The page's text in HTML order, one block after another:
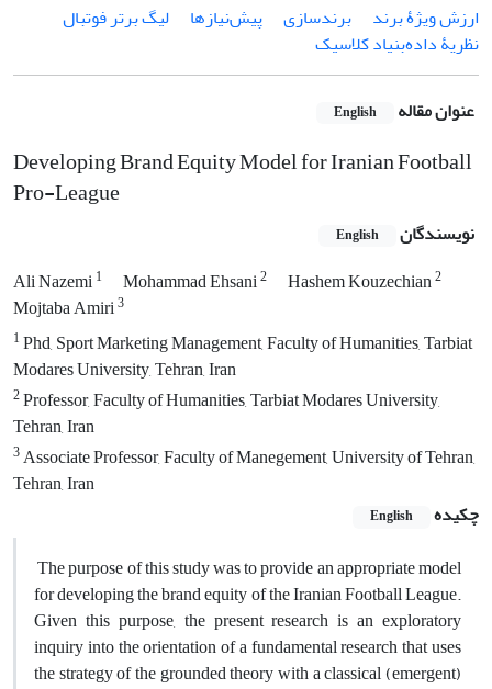
ارزش ویژۀ برند
برندسازی پیش‌نیازها
لیگ برتر فوتبال
نظریۀ داده‌بنیاد کلاسیک
عنوان مقاله English
Developing Brand Equity Model for Iranian Football
Pro-League
نویسندگان English
Ali Nazemi1 Mohammad Ehsani2 Hashem Kouzechian2
Mojtaba Amiri3
1Phd, Sport Marketing Management, Faculty of Humanities, Tarbiat
Modares University, Tehran, Iran
2Professor, Faculty of Humanities, Tarbiat Modares University,
Tehran, Iran
3Associate Professor, Faculty of Manegement, University of Tehran,
Tehran, Iran
چکیده
English
The purpose of this study was to provide an appropriate model
for developing the brand equity of the Iranian Football League.
Given this purpose, the present research is an exploratory
inquiry into the orientation of a fundamental research that uses
the strategy of the grounded theory with a classical (emergent)